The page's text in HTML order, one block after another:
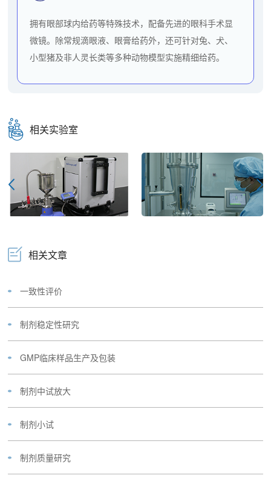
拥有眼部球内给药等特殊技术，配备先进的眼科手术显
微镜。除常规滴眼液、眼膏给药外，还可针对兔、犬、
小型猪及非人灵长类等多种动物模型实施精细给药。
相关实验室
相关文章
一致性评价
制剂稳定性研究
GMP临床样品生产及包装
制剂中试放大
制剂小试
制剂质量研究